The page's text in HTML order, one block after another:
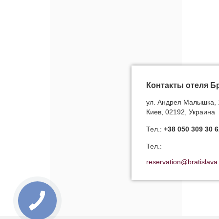
Контакты отеля
ул. Андрея Малышка,
Киев, 02192, Украина
Тел.: +38 050 309 30
Тел.: